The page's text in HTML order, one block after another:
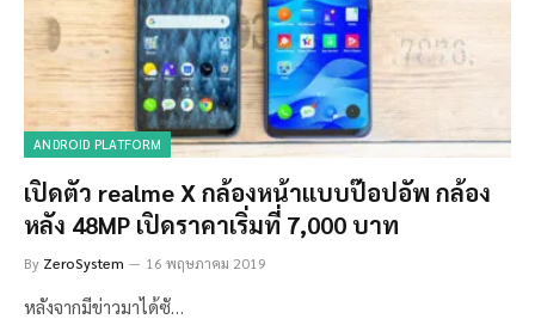
ANDROID PLATFORM
เปิดตัว realme X กล้องหน้าแบบป๊อปอัพ กล้อง
หลัง 48MP เปิดราคาเริ่มที่ 7,000 บาท
By ZeroSystem 16 พฤษภาคม 2019
หลังจากมีข่าวมาได้ซั…